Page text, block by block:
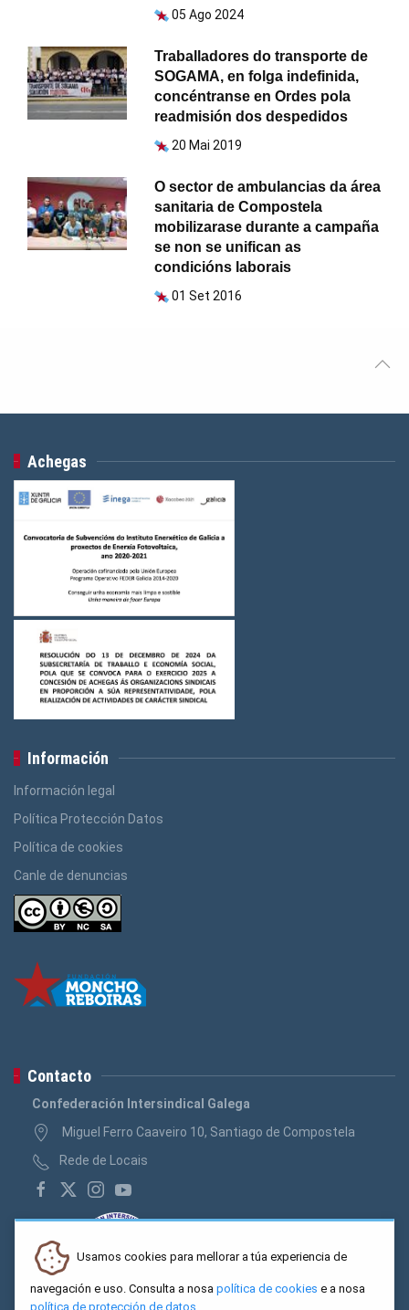
05 Ago 2024
Traballadores do transporte de
SOGAMA, en folga indefinida,
concéntranse en Ordes pola
readmisión dos despedidos
20 Mai 2019
O sector de ambulancias da área
sanitaria de Compostela
mobilizarase durante a campaña
se non se unifican as
condicións laborais
01 Set 2016
Achegas
Información
Información legal
Política Protección Datos
Política de cookies
Canle de denuncias
Contacto
Confederación Intersindical Galega
Miguel Ferro Caaveiro 10, Santiago de Compostela
Rede de Locais
Usamos cookies para mellorar a túa experiencia de
navegación e uso. Consulta a nosa política de cookies e a nosa
política de protección de datos